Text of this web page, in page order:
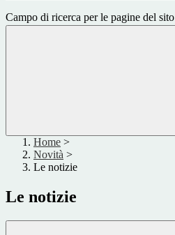
Campo di ricerca per le pagine del sito
Home >
Novità >
Le notizie
Le notizie